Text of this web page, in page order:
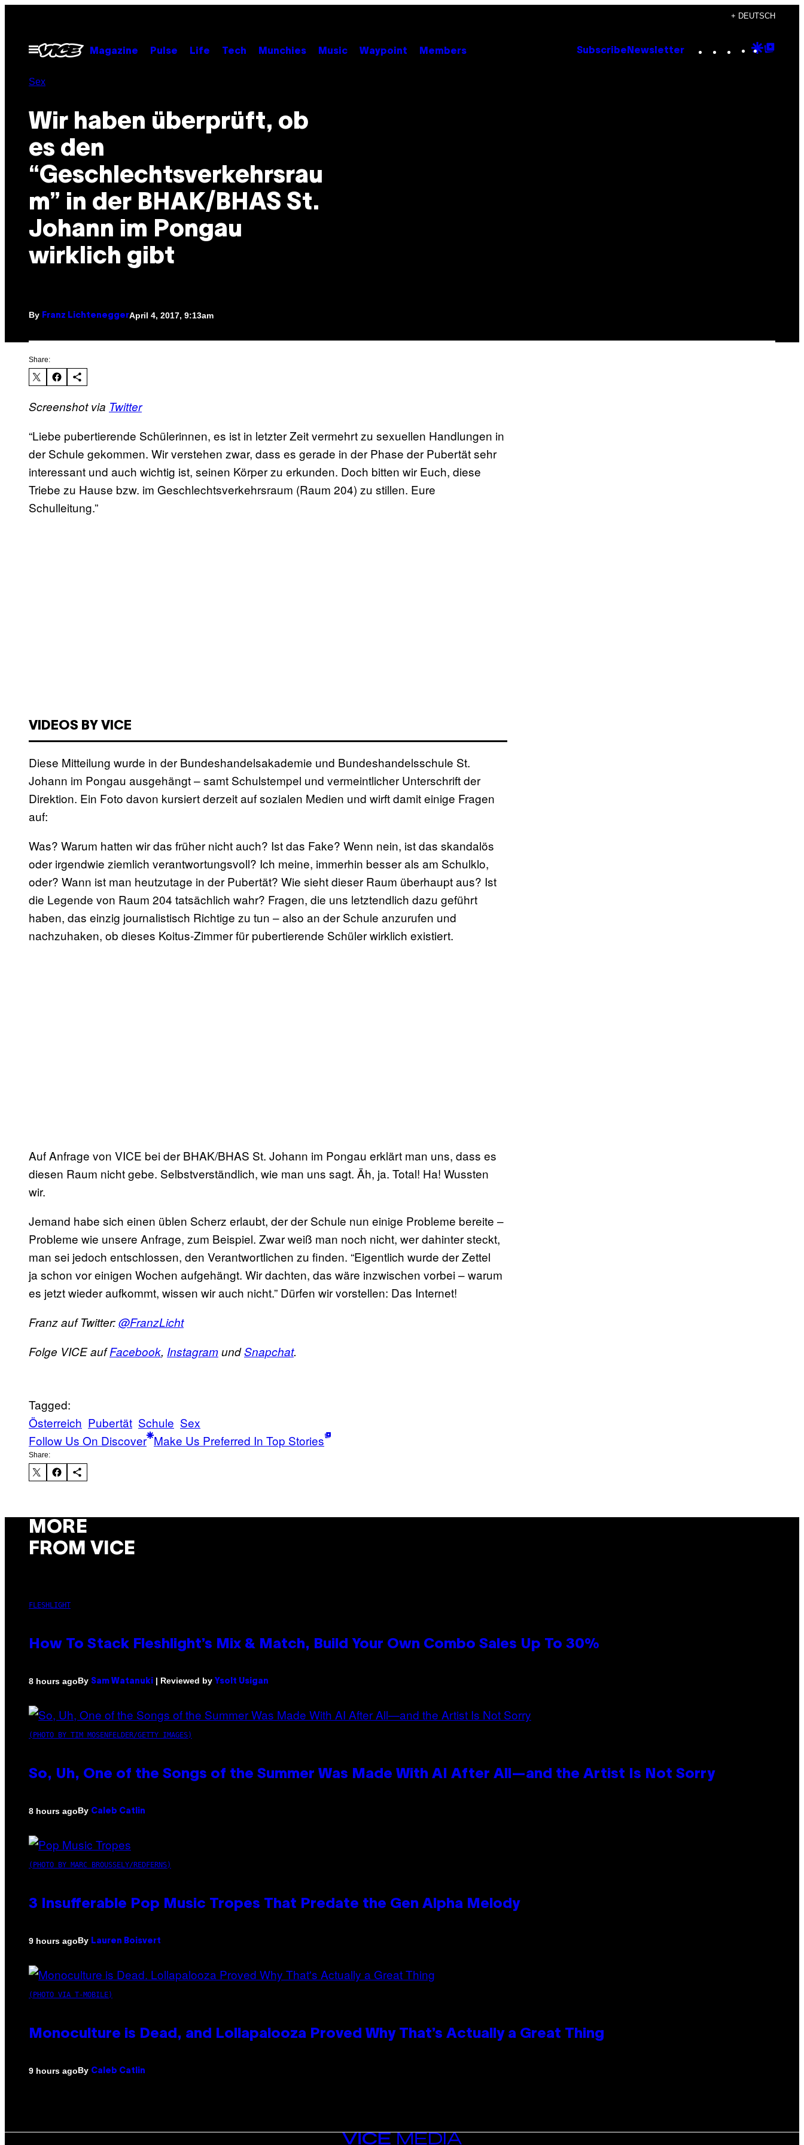
content
+ DEUTSCH
Open
Menu
Magazine Pulse Life Tech Munchies Music Waypoint Members Subscribe Newsletter Instagram
TikTok
YouTube
Google
Sex
Wir haben überprüft, ob
es den
“Geschlechtsverkehrsrau
m” in der BHAK/BHAS St.
Johann im Pongau
wirklich gibt
By Franz LichteneggerApril 4, 2017, 9:13am
Share:
Screenshot via Twitter
“Liebe pubertierende Schülerinnen, es ist in letzter Zeit vermehrt zu sexuellen Handlungen in
der Schule gekommen. Wir verstehen zwar, dass es gerade in der Phase der Pubertät sehr
interessant und auch wichtig ist, seinen Körper zu erkunden. Doch bitten wir Euch, diese
Triebe zu Hause bzw. im Geschlechtsverkehrsraum (Raum 204) zu stillen. Eure
Schulleitung.”
VIDEOS BY VICE
Diese Mitteilung wurde in der Bundeshandelsakademie und Bundeshandelsschule St.
Johann im Pongau ausgehängt – samt Schulstempel und vermeintlicher Unterschrift der
Direktion. Ein Foto davon kursiert derzeit auf sozialen Medien und wirft damit einige Fragen
auf:
Was? Warum hatten wir das früher nicht auch? Ist das Fake? Wenn nein, ist das skandalös
oder irgendwie ziemlich verantwortungsvoll? Ich meine, immerhin besser als am Schulklo,
oder? Wann ist man heutzutage in der Pubertät? Wie sieht dieser Raum überhaupt aus? Ist
die Legende von Raum 204 tatsächlich wahr? Fragen, die uns letztendlich dazu geführt
haben, das einzig journalistisch Richtige zu tun – also an der Schule anzurufen und
nachzuhaken, ob dieses Koitus-Zimmer für pubertierende Schüler wirklich existiert.
Auf Anfrage von VICE bei der BHAK/BHAS St. Johann im Pongau erklärt man uns, dass es
diesen Raum nicht gebe. Selbstverständlich, wie man uns sagt. Äh, ja. Total! Ha! Wussten
wir.
Jemand habe sich einen üblen Scherz erlaubt, der der Schule nun einige Probleme bereite –
Probleme wie unsere Anfrage, zum Beispiel. Zwar weiß man noch nicht, wer dahinter steckt,
man sei jedoch entschlossen, den Verantwortlichen zu finden. “Eigentlich wurde der Zettel
ja schon vor einigen Wochen aufgehängt. Wir dachten, das wäre inzwischen vorbei – warum
es jetzt wieder aufkommt, wissen wir auch nicht.” Dürfen wir vorstellen: Das Internet!
Franz auf Twitter:@FranzLicht
Folge VICE aufFacebook, InstagramundSnapchat.
Tagged:
Österreich Pubertät Schule Sex
Follow Us On Discover Make Us Preferred In Top Stories
Share:
MORE
FROM VICE
FLESHLIGHT
How To Stack Fleshlight’s Mix & Match, Build Your Own Combo Sales Up To 30%
8 hours agoBy Sam Watanuki | Reviewed by Ysolt Usigan
(PHOTO BY TIM MOSENFELDER/GETTY IMAGES)
So, Uh, One of the Songs of the Summer Was Made With AI After All—and the Artist Is Not Sorry
8 hours agoBy Caleb Catlin
(PHOTO BY MARC BROUSSELY/REDFERNS)
3 Insufferable Pop Music Tropes That Predate the Gen Alpha Melody
9 hours agoBy Lauren Boisvert
(PHOTO VIA T-MOBILE)
Monoculture is Dead, and Lollapalooza Proved Why That’s Actually a Great Thing
9 hours agoBy Caleb Catlin
VICE